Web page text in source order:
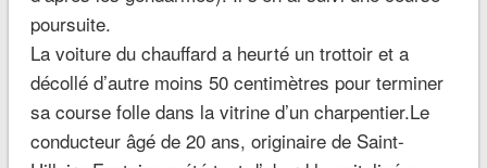
poursuite.
La voiture du chauffard a heurté un trottoir et a
décollé d’autre moins 50 centimètres pour terminer
sa course folle dans la vitrine d’un charpentier.Le
conducteur âgé de 20 ans, originaire de Saint-